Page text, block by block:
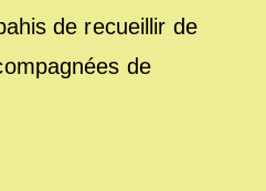
de recueillir de
de